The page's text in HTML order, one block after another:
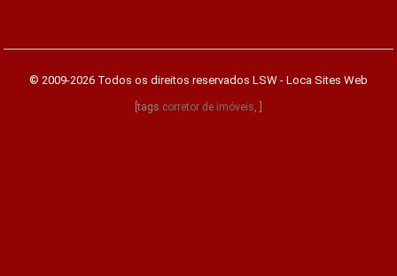
© 2009-2026 Todos os direitos reservados LSW - Loca Sites Web
[tags corretor de imóveis, ]